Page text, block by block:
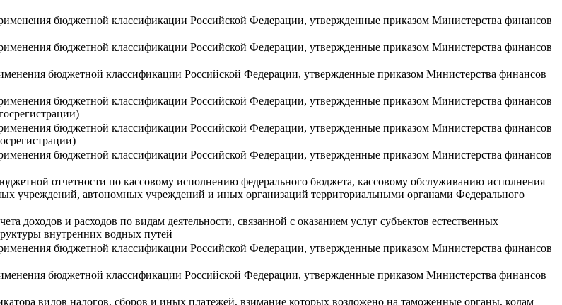
бюджетной классификации Российской Федерации, утвержденные приказом Министерства финансов
бюджетной классификации Российской Федерации, утвержденные приказом Министерства финансов
бюджетной классификации Российской Федерации, утвержденные приказом Министерства финансов
бюджетной классификации Российской Федерации, утвержденные приказом Министерства финансов
бюджетной классификации Российской Федерации, утвержденные приказом Министерства финансов
бюджетной классификации Российской Федерации, утвержденные приказом Министерства финансов
отчетности по кассовому исполнению федерального бюджета, кассовому обслуживанию исполнения
учреждений, автономных учреждений и иных организаций территориальными органами Федерального
доходов и расходов по видам деятельности, связанной с оказанием услуг субъектов естественных
внутренних водных путей
бюджетной классификации Российской Федерации, утвержденные приказом Министерства финансов
бюджетной классификации Российской Федерации, утвержденные приказом Министерства финансов
видов налогов, сборов и иных платежей, взимание которых возложено на таможенные органы, кодам